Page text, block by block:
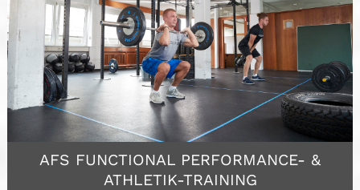
AFS FUNCTIONAL PERFORMANCE- &
ATHLETIK-TRAINING